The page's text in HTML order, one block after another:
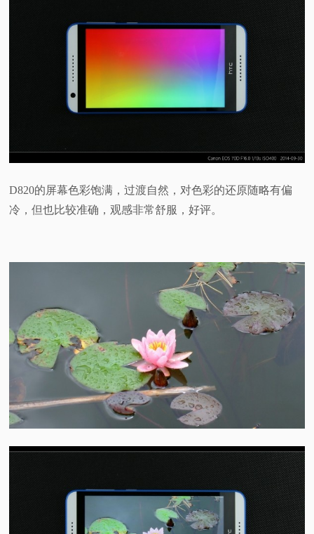
D820的屏幕色彩饱满，过渡自然，对色彩的还原随略有偏
冷，但也比较准确，观感非常舒服，好评。